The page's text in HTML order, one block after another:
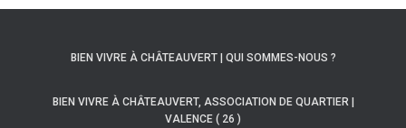
BIEN VIVRE À CHÂTEAUVERT | QUI SOMMES-NOUS ?
BIEN VIVRE À CHÂTEAUVERT, ASSOCIATION DE QUARTIER |
VALENCE ( 26 )